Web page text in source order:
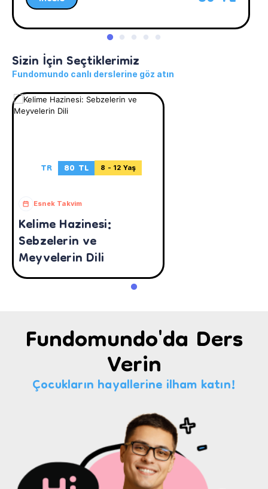
Sizin İçin Seçtiklerimiz
Fundomundo canlı derslerine göz atın
TR 80 TL 8 - 12 Yaş
Esnek Takvim
Kelime Hazinesi:
Sebzelerin ve
Meyvelerin Dili
Fundomundo'da Ders
Verin
Çocukların hayallerine ilham katın!